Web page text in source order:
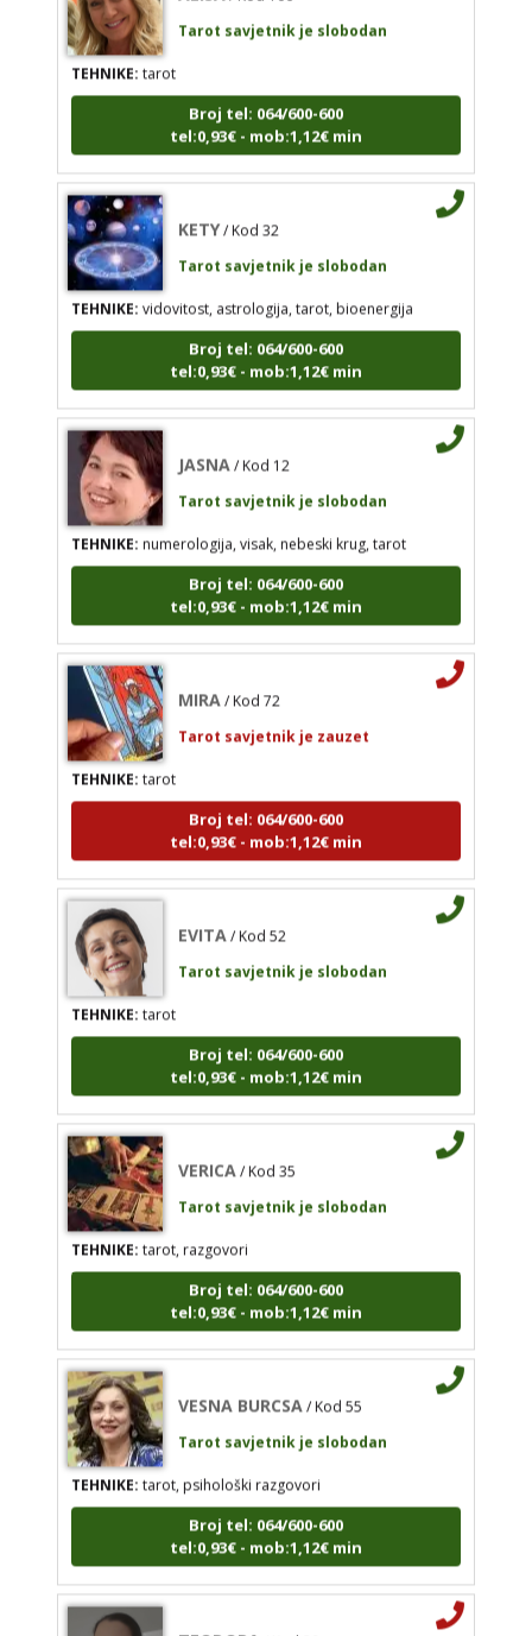
ALISA/ Kod 106
tarot
Broj tel: 064/600-600
Tarot savjetnik je slobodan
vidovitost, astrologija, tarot, bioenergija
JASNA / Kod 12
Tarot savjetnik je slobodan
TEHNIKE:numerologija, visak, nebeski krug, tarot
MIRA/ Kod 72
Tarot savjetnik je zauzet
tel:0,93€ - mob:1,12€ min
EVITA / Kod 52
Tarot savjetnik je slobodan
TEHNIKE:tarot
Broj tel: 064/600-600
VERICA/ Kod 35
TEHNIKE:tarot, razgovori
tel:0,93€ - mob:1,12€ min
TEHNIKE:tarot
tel:0,93€ - mob:1,12€ min
Tarot savjetnik je slobodan
TEHNIKE:vidovitost, astrologija, tarot, bioenergija
Broj tel: 064/600-600
tel:0,93€ - mob:1,12€ min
Tarot savjetnik je slobodan
TEHNIKE: numerologija, visak, nebeski krug, tarot
Broj tel: 064/600-600
tel:0,93€ - mob:1,12€ min
Tarot savjetnik je zauzet
TEHNIKE:tarot
tel:0,93€ - mob:1,12€ min
Tarot savjetnik je slobodan
TEHNIKE:tarot
tel:0,93€ - mob:1,12€ min
Tarot savjetnik je slobodan
TEHNIKE:tarot, razgovori
Broj tel: 064/600-600
tel:0,93€ - mob:1,12€ min
Tarot savjetnik je slobodan
TEHNIKE:tarot, psihološki razgovori
Broj tel: 064/600-600
tel:0,93€ - mob:1,12€ min